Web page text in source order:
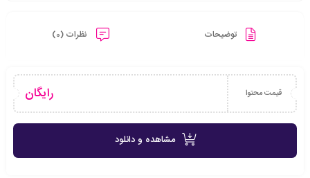
توضیحات نظرات (0)
قیمت محتوا رایگان
مشاهده و دانلود